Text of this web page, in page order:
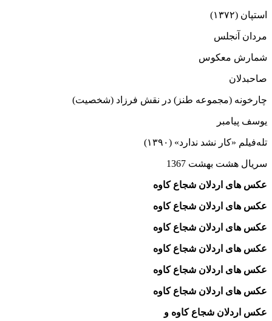
استپان (۱۳۷۲)
مردان آنجلس
شمارش معکوس
صاحبدلان
چارخونه (مجموعه طنز) در نقش فرزاد (شخصیت)
یوسف پیامبر
تله‌فیلم «کار نشد ندارد» (۱۳۹۰)
سریال هشت بهشت 1367
عکس های اردلان شجاع‌ کاوه
عکس های اردلان شجاع‌ کاوه
عکس های اردلان شجاع‌ کاوه
عکس های اردلان شجاع‌ کاوه
عکس های اردلان شجاع‌ کاوه
عکس های اردلان شجاع‌ کاوه
عکس اردلان شجاع‌ کاوه و